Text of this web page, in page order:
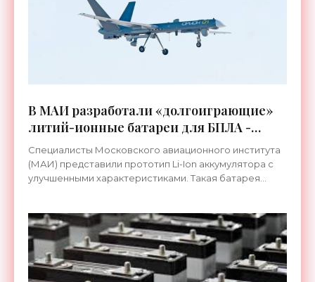
В МАИ разработали «долгоиграющие»
литий-ионные батареи для БПЛА -
«Технологии»
Специалисты Московского авиационного института
(МАИ) представили прототип Li-Ion аккумулятора с
улучшенными характеристиками. Такая батарея